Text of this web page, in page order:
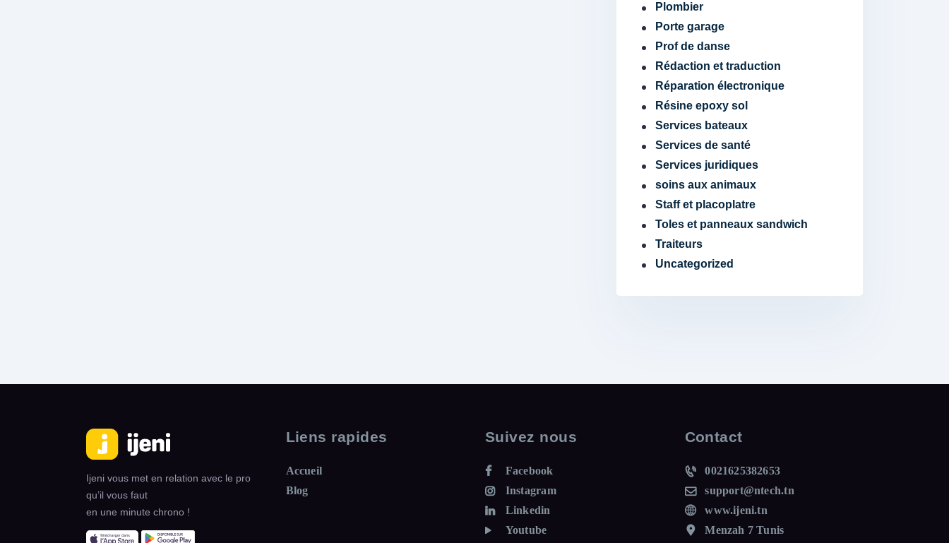
Plombier
Porte garage
Prof de danse
Rédaction et traduction
Réparation électronique
Résine epoxy sol
Services bateaux
Services de santé
Services juridiques
soins aux animaux
Staff et placoplatre
Toles et panneaux sandwich
Traiteurs
Uncategorized
Ijeni vous met en relation avec le pro
qu’il vous faut
en une minute chrono !
Liens rapides
Accueil
Blog
Suivez nous
Facebook
Instagram
Linkedin
Youtube
Contact
0021625382653
support@ntech.tn
www.ijeni.tn
Menzah 7 Tunis